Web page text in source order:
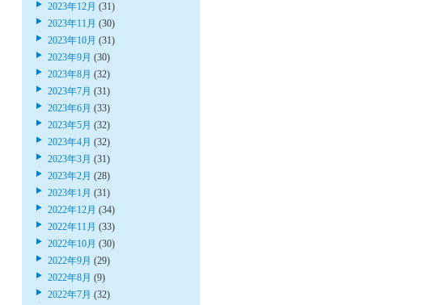
2023年12月 (31)
2023年11月 (30)
2023年10月 (31)
2023年9月 (30)
2023年8月 (32)
2023年7月 (31)
2023年6月 (33)
2023年5月 (32)
2023年4月 (32)
2023年3月 (31)
2023年2月 (28)
2023年1月 (31)
2022年12月 (34)
2022年11月 (33)
2022年10月 (30)
2022年9月 (29)
2022年8月 (9)
2022年7月 (32)